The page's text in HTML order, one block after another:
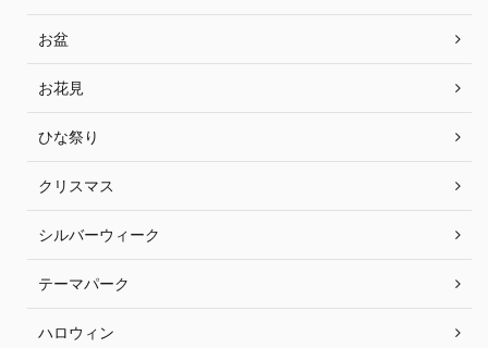
お盆
お花見
ひな祭り
クリスマス
シルバーウィーク
テーマパーク
ハロウィン